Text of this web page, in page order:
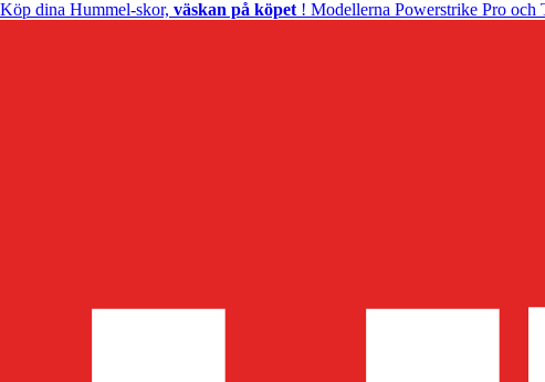
Köp dina Hummel-skor, väskan på köpet ! Modellerna Powerstrike Pro och